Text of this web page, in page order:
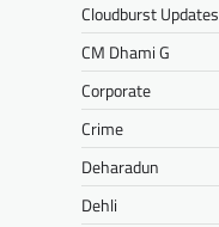
Cloudburst Updates
CM Dhami G
Corporate
Crime
Deharadun
Dehli